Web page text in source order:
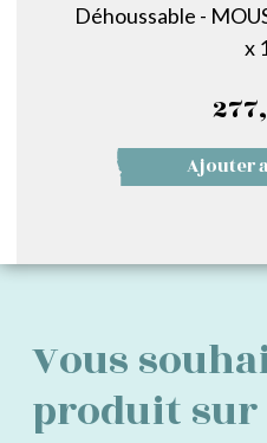
Déhoussable -
x
Ajouter
Vous
produit sur